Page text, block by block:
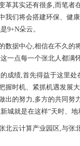
革其实还有很多,而笔者
我们将会搭建环保、健
9+N朵云。
数据中心,相信在不久的
一点每一个张北人都满
成绩,首先得益于这里
握时机、紧抓机遇发展
出的努力,多方的共同努
城就是在这样“天时、地
北云计算产业园区,与张